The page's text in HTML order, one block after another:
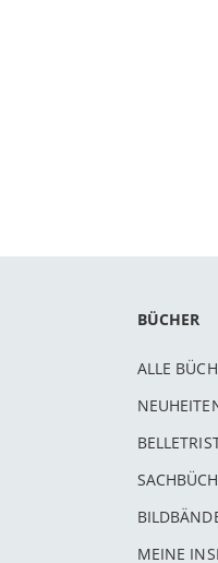
BÜCHER
ALLE
MEINE